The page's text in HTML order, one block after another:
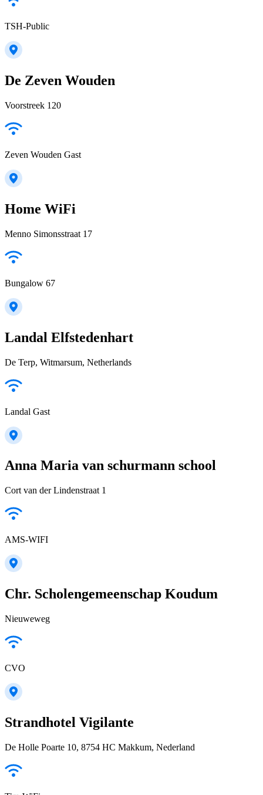
TSH-Public
De Zeven Wouden
Voorstreek 120
Zeven Wouden Gast
Home WiFi
Menno Simonsstraat 17
Bungalow 67
Landal Elfstedenhart
De Terp, Witmarsum, Netherlands
Landal Gast
Anna Maria van schurmann school
Cort van der Lindenstraat 1
AMS-WIFI
Chr. Scholengemeenschap Koudum
Nieuweweg
CVO
Strandhotel Vigilante
De Holle Poarte 10, 8754 HC Makkum, Nederland